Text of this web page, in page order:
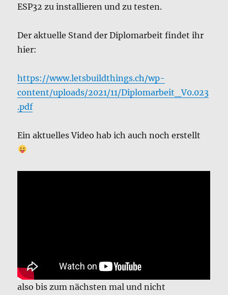
ESP32 zu installieren und zu testen.
Der aktuelle Stand der Diplomarbeit findet ihr
hier:
https://www.letsbuildthings.ch/wp-
content/uploads/2021/11/Diplomarbeit_V0.023
.pdf
Ein aktuelles Video hab ich auch noch erstellt
also bis zum nächsten mal und nicht